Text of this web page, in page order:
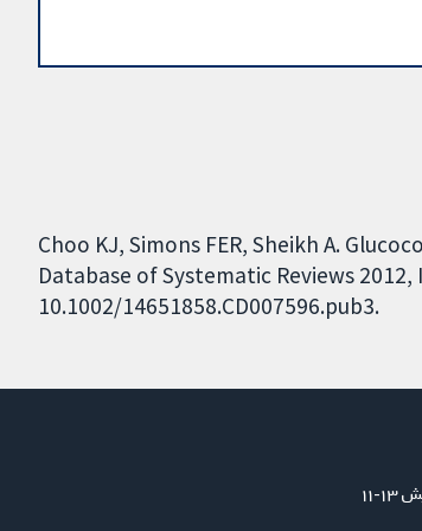
Choo KJ, Simons FER, Sheikh A.
Database of Systematic Reviews 2012,
10.1002/14651858.CD007596.pub3.
۱۱